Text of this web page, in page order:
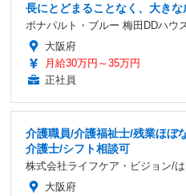
長にとどまることなく、大き
ボナパルト・ブルー 梅田DDハウ
大阪府
月給30万円～35万円
正社員
介護職員/介護福祉士/残業ほぼ
介護士/シフト相談可
株式会社ライフケア・ビジョン/
大阪府